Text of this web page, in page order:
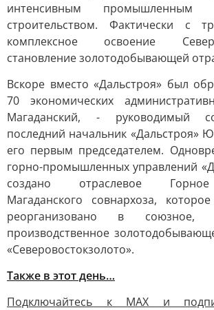
интенсивным
строительством. Фактически с
комплексное освоение
становление золотодобывающей
Вскоре вместо «Дальстроя» был
70 экономических
Магаданский, - руководимый
последний начальник «Дальстроя»
его первым председателем.
горно-промышленных управлений
создано отраслевое
Магаданского совнархоза,
реорганизовано в
производственное
«Северовостокзолото».
Также в этот день…
Подключайтесь к MAX и